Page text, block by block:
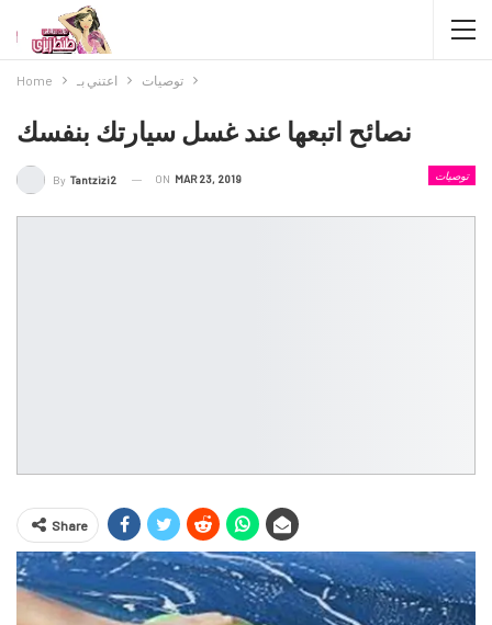
Home اعتني بـ توصيات
نصائح اتبعها عند غسل سيارتك بنفسك
توصيات By Tantzizi2 ON MAR 23, 2019
Share